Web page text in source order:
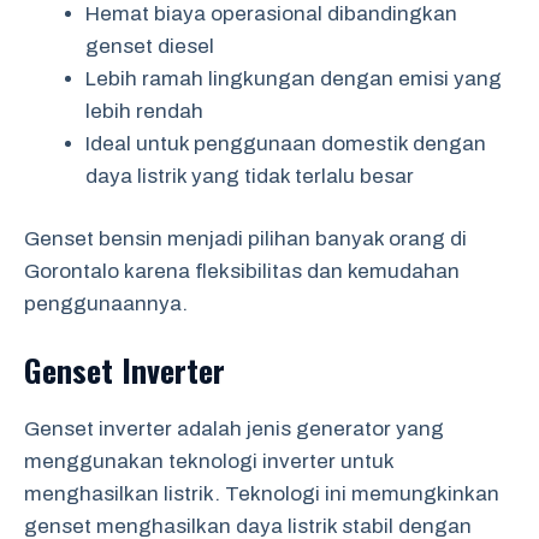
Hemat biaya operasional dibandingkan
genset diesel
Lebih ramah lingkungan dengan emisi yang
lebih rendah
Ideal untuk penggunaan domestik dengan
daya listrik yang tidak terlalu besar
Genset bensin menjadi pilihan banyak orang di
Gorontalo karena fleksibilitas dan kemudahan
penggunaannya.
Genset Inverter
Genset inverter adalah jenis generator yang
menggunakan teknologi inverter untuk
menghasilkan listrik. Teknologi ini memungkinkan
genset menghasilkan daya listrik stabil dengan